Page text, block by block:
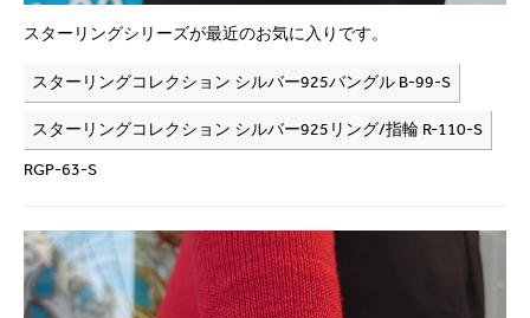
スターリングシリーズが最近のお気に入りです。
スターリングコレクション シルバー925バングル B-99-S
スターリングコレクション シルバー925リング/指輪 R-110-S
RGP-63-S